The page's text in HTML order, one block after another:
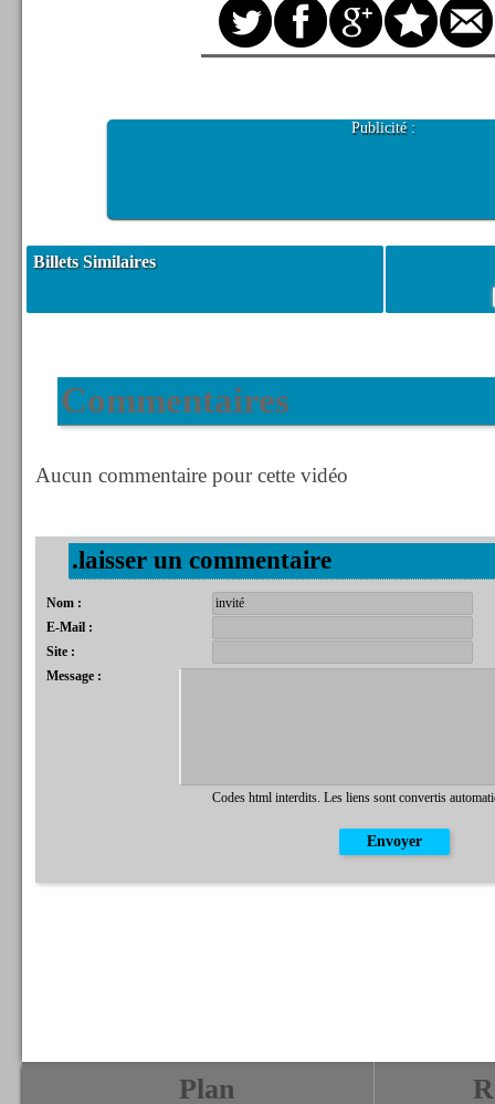
Publicité :
Billets Similaires
Commentaires
Aucun commentaire pour cette vidéo
.laisser un commentaire
Nom :
E-Mail :
Site :
Message :
Codes html interdits. Les liens sont convertis
Plan